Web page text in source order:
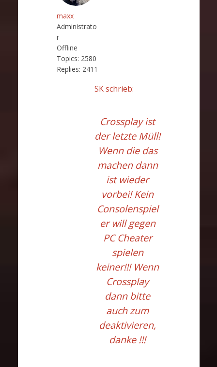
maxx
Administrato
r
Offline
Topics: 2580
Replies: 2411
SK schrieb:
Crossplay ist
der letzte Müll!
Wenn die das
machen dann
ist wieder
vorbei! Kein
Consolenspiel
er will gegen
PC Cheater
spielen
keiner!!! Wenn
Crossplay
dann bitte
auch zum
deaktivieren,
danke !!!